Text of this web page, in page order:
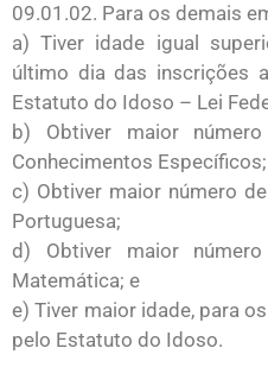
09.01.02. Para os demais
a) Tiver idade igual
último dia das inscrições
Estatuto do Idoso – Lei
b) Obtiver maior
Conhecimentos Específicos;
c) Obtiver maior número
Portuguesa;
d) Obtiver maior
Matemática; e
e) Tiver maior idade, para
pelo Estatuto do Idoso.